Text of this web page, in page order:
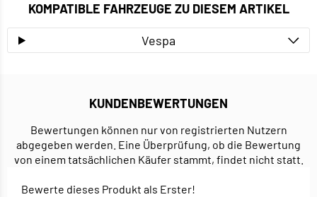
KOMPATIBLE FAHRZEUGE ZU DIESEM ARTIKEL
Vespa
KUNDENBEWERTUNGEN
Bewertungen können nur von registrierten Nutzern
abgegeben werden. Eine Überprüfung, ob die Bewertung
von einem tatsächlichen Käufer stammt, findet nicht statt.
Bewerte dieses Produkt als Erster!